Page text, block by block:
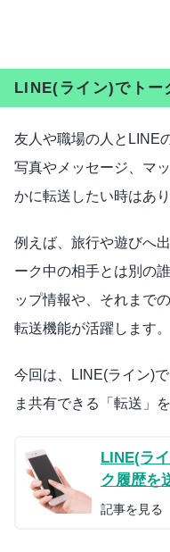
LINE(ライン)でトー
友人や職場の人とLINE
写真やメッセージ、マ
かに転送したい時はあ
例えば、旅行や遊びへ
ーク中の相手とは別の
ップ情報や、それまで
転送機能が活躍します。
今回は、LINE(ライン)
ま共有できる「転送」
LINE(ラ
ク履歴を
記事を見る